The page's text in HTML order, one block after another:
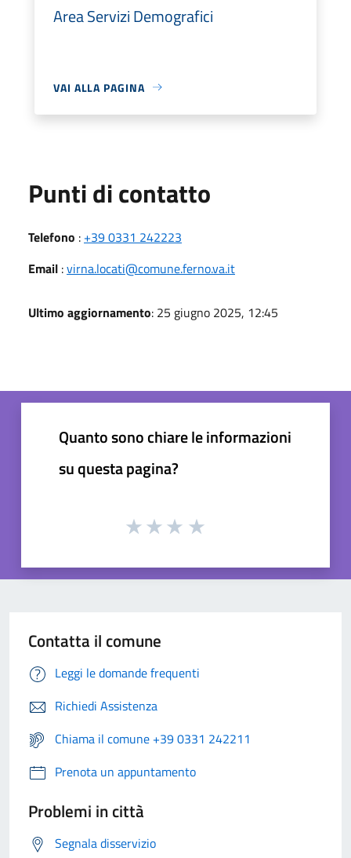
Area Servizi Demografici
VAI ALLA PAGINA
Punti di contatto
Telefono : +39 0331 242223
Email :virna.locati@comune.ferno.va.it
Ultimo aggiornamento: 25 giugno 2025, 12:45
Quanto sono chiare le informazioni
su questa pagina?
Contatta il comune
Leggi le domande frequenti
Richiedi Assistenza
Chiama il comune +39 0331 242211
Prenota un appuntamento
Problemi in città
Segnala disservizio